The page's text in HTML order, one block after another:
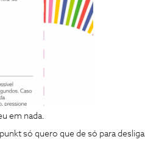
em nada.
só quero que de só para